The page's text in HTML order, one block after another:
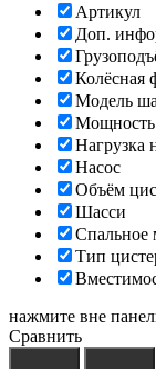
Артикул
Доп.
Колёсная
Модель
Мощность
Нагрузка
Насос
Объём
Шасси
Спальное
Тип
нажмите вне
Сравнить